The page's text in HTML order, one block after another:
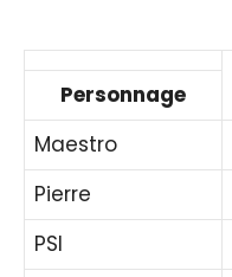
Personnage
Maestro
Pierre
PSI